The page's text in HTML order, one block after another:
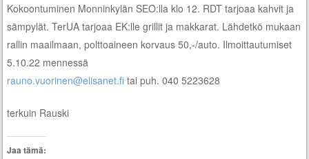
Kokoontuminen Monninkylän SEO:lla klo 12. RDT tarjoaa kahvit ja
sämpylät. TerUA tarjoaa EK:lle grillit ja makkarat. Lähdetkö mukaan
rallin maailmaan, polttoaineen korvaus 50,-/auto. Ilmoittautumiset
5.10.22 mennessä
rauno.vuorinen@elisanet.fi tai puh. 040 5223628
terkuin Rauski
Jaa tämä: